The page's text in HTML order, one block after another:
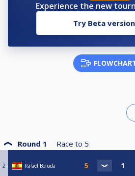
Experience the new
Try Beta version
Round 1 Race to 5
2 Rafael Boluda